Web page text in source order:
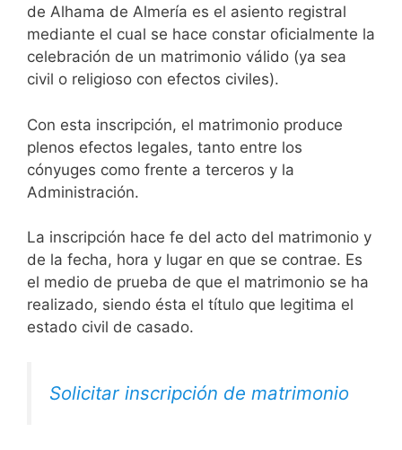
de Alhama de Almería es el asiento registral
mediante el cual se hace constar oficialmente la
celebración de un matrimonio válido (ya sea
civil o religioso con efectos civiles).
Con esta inscripción, el matrimonio produce
plenos efectos legales, tanto entre los
cónyuges como frente a terceros y la
Administración.
La inscripción hace fe del acto del matrimonio y
de la fecha, hora y lugar en que se contrae. Es
el medio de prueba de que el matrimonio se ha
realizado, siendo ésta el título que legitima el
estado civil de casado.
Solicitar inscripción de matrimonio